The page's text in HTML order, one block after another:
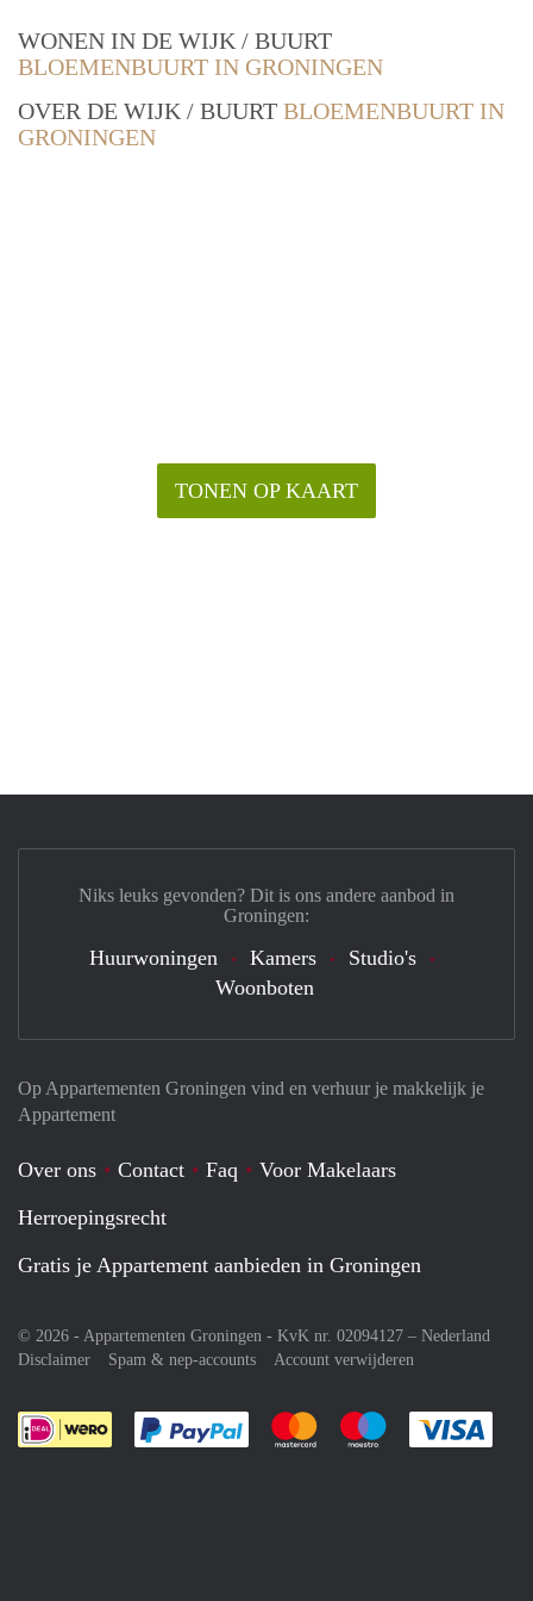
WONEN IN DE WIJK / BUURT
BLOEMENBUURT IN GRONINGEN
OVER DE WIJK / BUURT BLOEMENBUURT IN
GRONINGEN
TONEN OP KAART
Op Appartementen Groningen vind en verhuur je makkelijk je
Appartement
Over ons Contact Faq
Voor Makelaars
Herroepingsrecht
Gratis je Appartement aanbieden in Groningen
© 2026 - Appartementen Groningen - KvK nr. 02094127 – Nederland
Disclaimer
Spam & nep-accounts Account verwijderen
Je rekent gemakkelijk af met Paypal
Je rekent gemakkelijk af met
Je rekent
Niks leuks gevonden? Dit is ons andere aanbod in
Groningen:
Huurwoningen Kamers
Studio's
Woonboten